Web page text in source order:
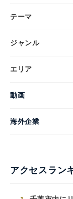
テーマ
ジャンル
エリア
動画
海外企業
アクセスラン